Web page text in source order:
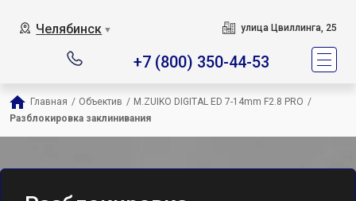
Челябинск ▼ улица Цвиллинга, 25
+7 (800) 350-44-53
Главная / Объектив / M.ZUIKO DIGITAL ED 7-14mm F2.8 PRO /
Разблокировка заклинивания